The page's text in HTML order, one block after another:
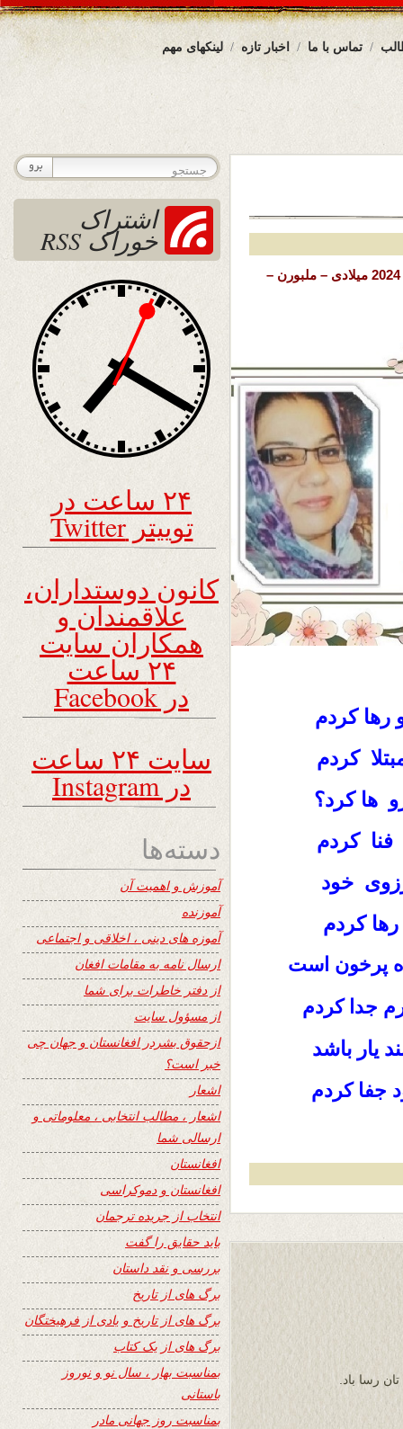
لینکهای مهم اخبار تازه تماس با ما
26 می 2024 میلادی – ملبورن –
کردم
کردم
ها کرد؟
کردم
خود
کردم
پرخون است
جدا کردم
یار باشد
جفا کردم
رسا باد.
اشتراک
خوراک RSS
۲۴ ساعت در
توییتر Twitter
کانون دوستداران،
علاقمندان و
همکاران سایت
۲۴ ساعت
در Facebook
سایت ۲۴ ساعت
در Instagram
دسته‌ها
آموزش و اهمیت آن
آموزنده
آموزه های دینی ، اخلاقی و اجتماعی
ارسال نامه به مقامات افغان
از دفتر خاطرات برای شما
از مسؤول سایت
ازحقوق بشردر افغانستان و جهان چی
خبر است؟
اشعار
اشعار ، مطالب انتخابی ، معلوماتی و
ارسالی شما
افغانستان
افغانستان و دموکراسی
انتخاب از جریده ترجمان
باید حقایق را گفت
بررسی و نقد داستان
برگ های از تاریخ
برگ های از تاریخ و یادی از فرهیختگان
برگ های از یک کتاب
بمناسبت بهار ، سال نو و نوروز
باستانی
بمناسبت روز جهانی مادر